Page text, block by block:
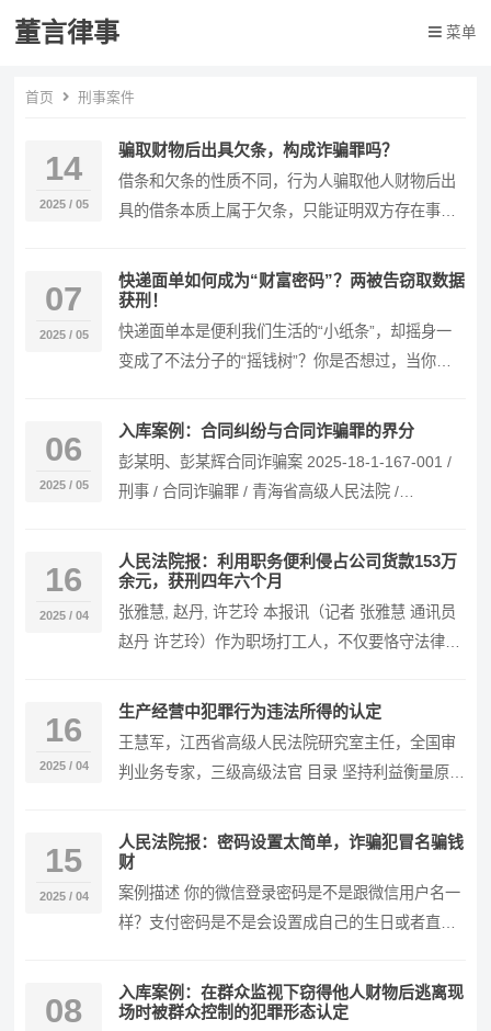
董言律事 菜单
首页 刑事案件
14
2025 / 05
骗取财物后出具欠条，构成诈骗罪吗？
借条和欠条的性质不同，行为人骗取他人财物后出
具的借条本质上属于欠条，只能证明双方存在事实
关系，不…
07
2025 / 05
快递面单如何成为“财富密码”？两被告窃取数据
获刑！
快递面单本是便利我们生活的“小纸条”，却摇身一
变成了不法分子的“摇钱树”？你是否想过，当你满
话、地…
06
2025 / 05
入库案例：合同纠纷与合同诈骗罪的界分
彭某明、彭某辉合同诈骗案 2025-18-1-167-001 /
刑事 / 合同诈骗罪 / 青海省高级人民法院 /
16
2025 / 04
人民法院报：利用职务便利侵占公司货款153万
余元，获刑四年六个月
张雅慧, 赵丹, 许艺玲 本报讯（记者 张雅慧 通讯员
赵丹 许艺玲）作为职场打工人，不仅要恪守法律法
16
2025 / 04
生产经营中犯罪行为违法所得的认定
王慧军，江西省高级人民法院研究室主任，全国审
判业务专家，三级高级法官 目录 坚持利益衡量原则
范…
15
2025 / 04
人民法院报：密码设置太简单，诈骗犯冒名骗钱
财
案例描述 你的微信登录密码是不是跟微信用户名一
样？支付密码是不是会设置成自己的生日或者直接
记忆，…
08
入库案例：在群众监视下窃得他人财物后逃离现
场时被群众控制的犯罪形态认定